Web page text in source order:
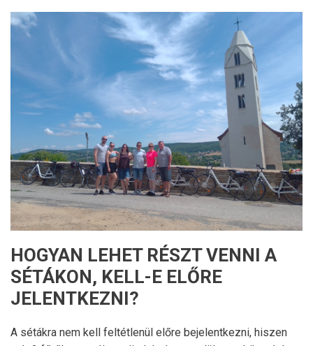
HOGYAN LEHET RÉSZT VENNI A
SÉTÁKON, KELL-E ELŐRE
JELENTKEZNI?
A sétákra nem kell feltétlenül előre bejelentkezni, hiszen